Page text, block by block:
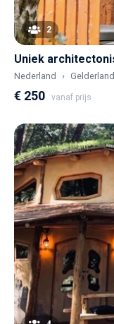
2
Nederland Gelderland
€ 250 vanaf prijs